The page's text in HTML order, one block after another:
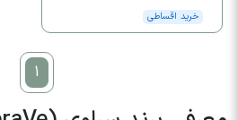
خرید اقساطی
1